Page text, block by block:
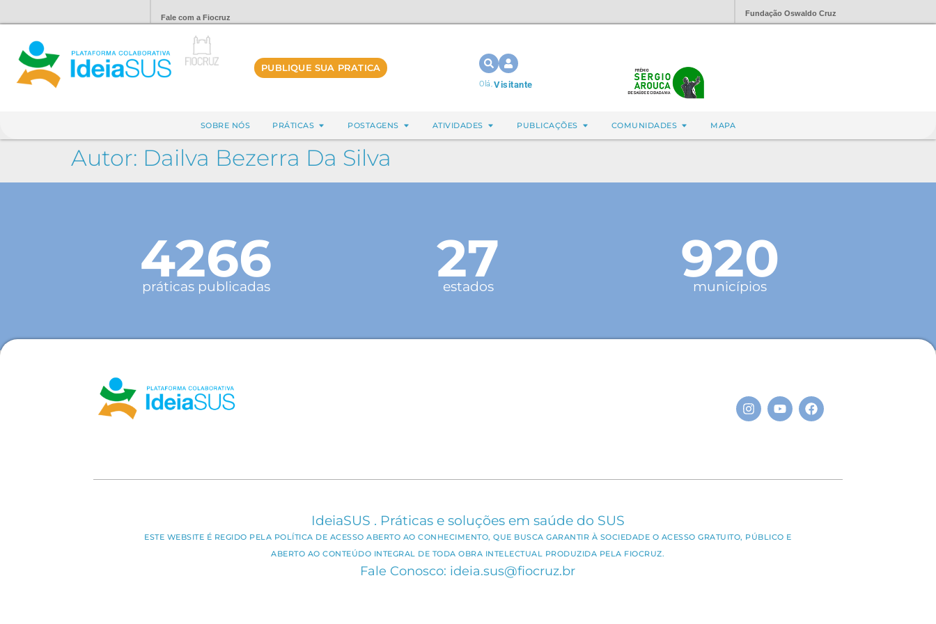
Fale com a Fiocruz Fundação Oswaldo Cruz
PUBLIQUE SUA PRATICA
Olá,Visitante
SOBRE NÓS PRÁTICAS POSTAGENS ATIVIDADES PUBLICAÇÕES COMUNIDADES MAPA
Autor: Dailva Bezerra Da Silva
4266
práticas publicadas 27
estados 920
municípios
IdeiaSUS . Práticas e soluções em saúde do SUS
ESTE WEBSITE É REGIDO PELA POLÍTICA DE ACESSO ABERTO AO CONHECIMENTO, QUE BUSCA GARANTIR À SOCIEDADE O ACESSO GRATUITO, PÚBLICO E
ABERTO AO CONTEÚDO INTEGRAL DE TODA OBRA INTELECTUAL PRODUZIDA PELA FIOCRUZ.
Fale Conosco: ideia.sus@fiocruz.br